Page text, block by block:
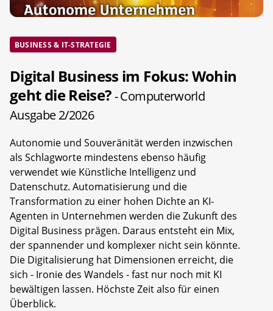
BUSINESS & IT-STRATEGIE
Digital Business im Fokus: Wohin
geht die Reise?- Computerworld
Ausgabe 2/2026
Autonomie und Souveränität werden inzwischen
als Schlagworte mindestens ebenso häufig
verwendet wie Künstliche Intelligenz und
Datenschutz. Automatisierung und die
Transformation zu einer hohen Dichte an KI-
Agenten in Unternehmen werden die Zukunft des
Digital Business prägen. Daraus entsteht ein Mix,
der spannender und komplexer nicht sein könnte.
Die Digitalisierung hat Dimensionen erreicht, die
sich - Ironie des Wandels - fast nur noch mit KI
bewältigen lassen. Höchste Zeit also für einen
Überblick.